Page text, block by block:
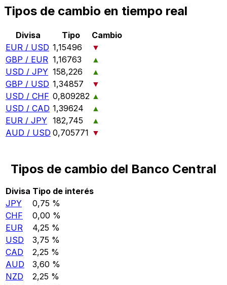
Tipos de cambio en tiempo real
Divisa Tipo
Cambio
EUR / USD 1,15496
▼
GBP / EUR 1,16763
▲
USD / JPY 158,226
▲
GBP / USD 1,34857
▼
USD / CHF 0,809282 ▲
USD / CAD 1,39624
▲
EUR / JPY 182,745
▲
AUD / USD 0,705771 ▼
Tipos de cambio del Banco Central
Divisa Tipo de interés
JPY
0,75 %
CHF
0,00 %
EUR
4,25 %
USD
3,75 %
CAD
2,25 %
AUD
3,60 %
NZD
2,25 %